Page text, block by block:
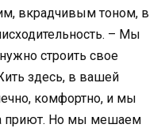
вкрадчивым тоном, в
– Мы
строить свое
здесь, в вашей
комфортно, и мы
приют. Но мы мешаем